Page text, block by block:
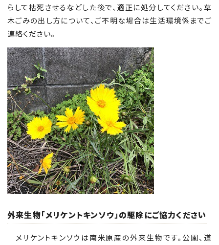
らして枯死させるなどした後で、適正に処分してください。草
木ごみの出し方について、ご不明な場合は生活環境係までご
連絡ください。
外来生物「メリケントキンソウ」の駆除にご協力ください
メリケントキンソウは南米原産の外来生物です。公園、道